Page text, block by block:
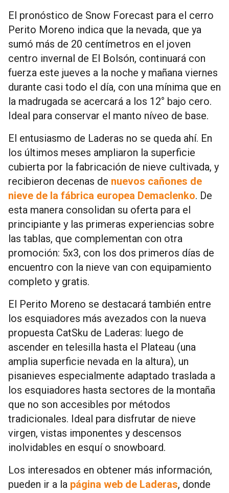
El pronóstico de Snow Forecast para el cerro
Perito Moreno indica que la nevada, que ya
sumó más de 20 centímetros en el joven
centro invernal de El Bolsón, continuará con
fuerza este jueves a la noche y mañana viernes
durante casi todo el día, con una mínima que en
la madrugada se acercará a los 12° bajo cero.
Ideal para conservar el manto níveo de base.
El entusiasmo de Laderas no se queda ahí. En
los últimos meses ampliaron la superficie
cubierta por la fabricación de nieve cultivada, y
recibieron decenas de nuevos cañones de
nieve de la fábrica europea Demaclenko. De
esta manera consolidan su oferta para el
principiante y las primeras experiencias sobre
las tablas, que complementan con otra
promoción: 5x3, con los dos primeros días de
encuentro con la nieve van con equipamiento
completo y gratis.
El Perito Moreno se destacará también entre
los esquiadores más avezados con la nueva
propuesta CatSku de Laderas: luego de
ascender en telesilla hasta el Plateau (una
amplia superficie nevada en la altura), un
pisanieves especialmente adaptado traslada a
los esquiadores hasta sectores de la montaña
que no son accesibles por métodos
tradicionales. Ideal para disfrutar de nieve
virgen, vistas imponentes y descensos
inolvidables en esquí o snowboard.
Los interesados en obtener más información,
pueden ir a la página web de Laderas, donde